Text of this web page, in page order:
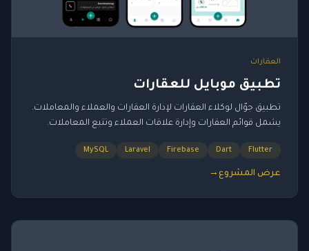
العقارات
تطبيق موبايل للعقارات
تطبيق جوّال لوكلاء العقارات لإدارة العقارات والعملاء والمعاملات.
يشمل قوائم العقارات وإدارة علاقات العملاء وتتبع المعاملات.
Flutter
Dart
Firebase
Laravel
MySQL
عرض المشروع →